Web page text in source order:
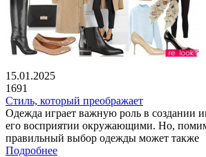
15.01.2025
1691
Стиль, который преображает
Одежда играет важную роль в создании
его восприятии окружающими. Но,
правильный выбор одежды может также
Подробнее